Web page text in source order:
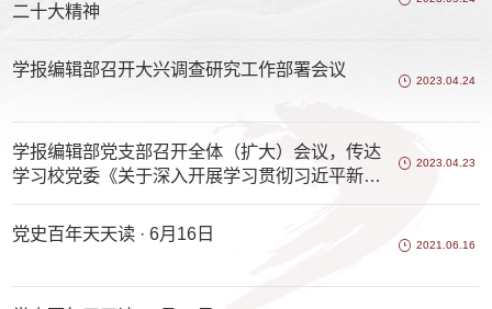
二十大精神
学报编辑部召开大兴调查研究工作部署会议
2023.04.24
学报编辑部党支部召开全体（扩大）会议，传达
学习校党委《关于深入开展学习贯彻习近平新时
代中国特色社会主义思想主题教育的实施方案》
和《内蒙古大学大兴调查研究实施方案》精神
2023.04.23
党史百年天天读 · 6月16日
2021.06.16